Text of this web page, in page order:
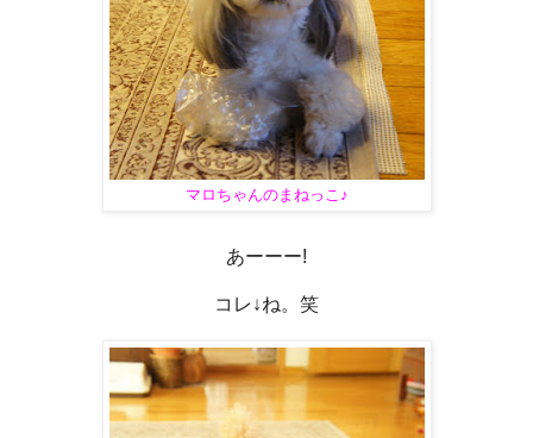
マロちゃんのまねっこ♪
あーーー!
コレ↓ね。笑